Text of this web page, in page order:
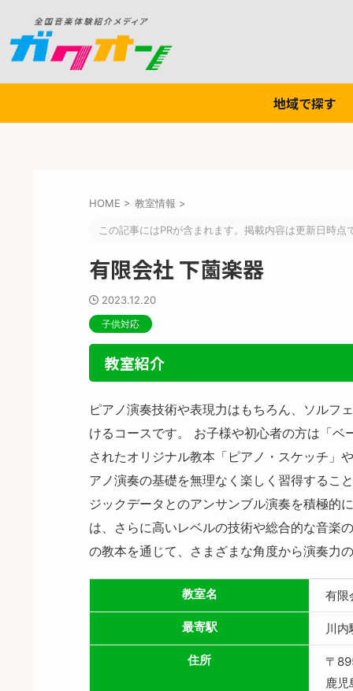
地域で探す
HOME > 教室情報 >
この記事にはPRが含まれます。掲載内容は更新日時点
有限会社 下薗楽器
2023.12.20
子供対応
教室紹介
ピアノ演奏技術や表現力はもちろん、ソルフ
けるコースです。 お子様や初心者の方は「
されたオリジナル教本「ピアノ・スケッチ」
アノ演奏の基礎を無理なく楽しく習得するこ
ジックデータとのアンサンブル演奏を積極的
は、さらに高いレベルの技術や総合的な音楽
の教本を通じて、さまざまな角度から演奏力
教室名 有限
最寄駅 川内
住所
〒
鹿児